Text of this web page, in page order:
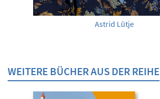
Astrid Lütje
WEITERE BÜCHER AUS DER REIHE